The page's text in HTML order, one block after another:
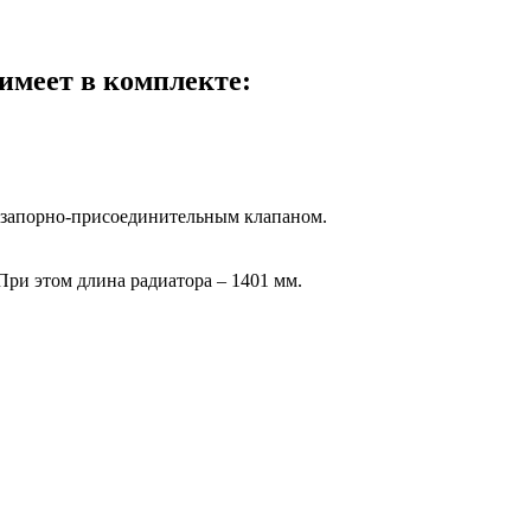
в комплекте:
присоединительным клапаном.
этом длина радиатора – 1401 мм.